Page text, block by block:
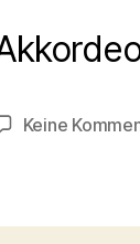
Keine